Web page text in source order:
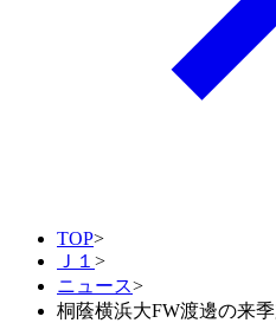
TOP>
Ｊ１ >
ニュース>
桐蔭横浜大FW渡邊の来